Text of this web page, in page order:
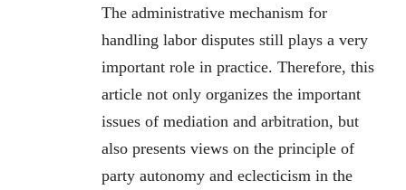
The administrative mechanism for
handling labor disputes still plays a very
important role in practice. Therefore, this
article not only organizes the important
issues of mediation and arbitration, but
also presents views on the principle of
party autonomy and eclecticism in the